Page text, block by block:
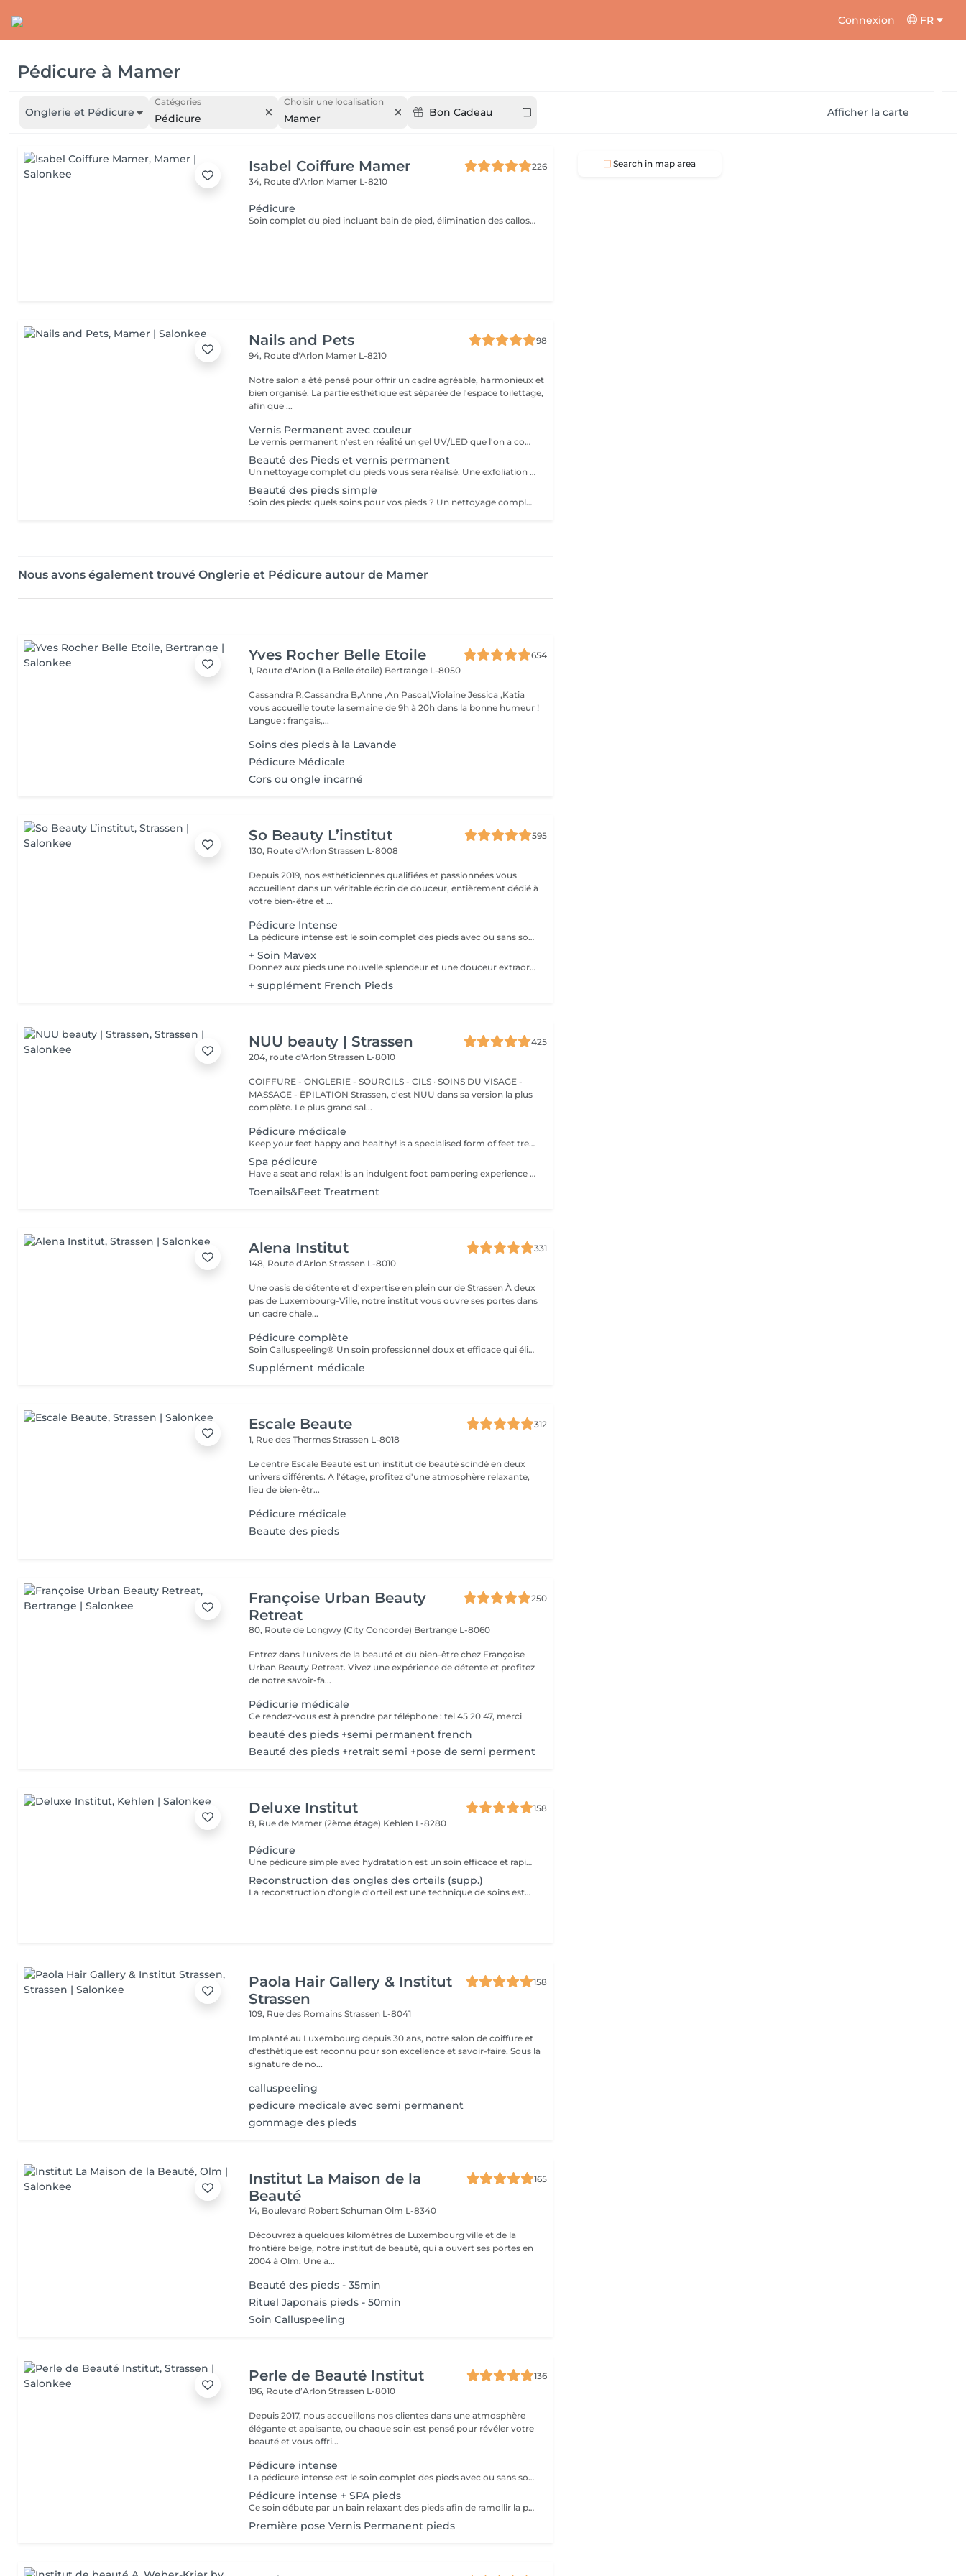
Connexion FR
Pédicure à Mamer
Onglerie et Pédicure
Catégories
Pédicure
Choisir une localisation
Mamer Bon Cadeau Afficher la carte
Isabel Coiffure Mamer
226
34, Route d’Arlon Mamer L-8210
Pédicure
Soin complet du pied incluant bain de pied, élimination des callosité (problème divers, tel que les cors etc) travail complet de l'ongle et des cuticules, gommage et crème hydratante de fin de soin (5 pour pose vernis).
Nails and Pets
98
94, Route d'Arlon Mamer L-8210
Notre salon a été pensé pour offrir un cadre agréable, harmonieux et
bien organisé. La partie esthétique est séparée de l'espace toilettage,
afin que ...
Vernis Permanent avec couleur
Le vernis permanent n'est en réalité un gel UV/LED que l'on a conditionné dans un flacon afin de faciliter son application. Le vernis permanent est une matière très fine et a effet d'environ de 2 à 3 semaines. Il est associé avec d' une base et d' une finition et s' applique avec un petit pinceau. En effet, le pinceau est déjà intégré et il n'y a plus qu'à l'appliquer sur les ongles de la cliente.
Beauté des Pieds et vernis permanent
Un nettoyage complet du pieds vous sera réalisé. Une exfoliation de la voute plantaire, puis un traitement adaptés vous sera effectué avec une crème hydratante pour finaliser votre soin. Un vernis permanent vous sera posé avec la couleur de votre choix.
Beauté des pieds simple
Soin des pieds: quels soins pour vos pieds ? Un nettoyage complet du pieds vous sera réalisé. Une exfoliation de la voute plantaire, puis un traitement adaptés vous sera effectué avec une crème hydratante pour finaliser votre soin. Le soin durera 40 minute environ (tout dépend du travail à réaliser)
Nous avons également trouvé Onglerie et Pédicure autour de Mamer
Yves Rocher Belle Etoile
654
1, Route d'Arlon (La Belle étoile) Bertrange L-8050
Cassandra R,Cassandra B,Anne ,An Pascal,Violaine Jessica ,Katia
vous accueille toute la semaine de 9h à 20h dans la bonne humeur !
Langue : français,...
Soins des pieds à la Lavande
Pédicure Médicale
Cors ou ongle incarné
So Beauty L’institut
595
130, Route d'ArlonStrassen L-8008
Depuis 2019, nos esthéticiennes qualifiées et passionnées vous
accueillent dans un véritable écrin de douceur, entièrement dédié à
votre bien-être et ...
Pédicure Intense
La pédicure intense est le soin complet des pieds avec ou sans souci particulier. Elle comprend : bain de pied, pousse et coupe des cuticules, coupe et limage des ongles, travail des callosités et/ou cors au bistouri/crédo, rape, gommage, massage avec crème de soin. La pose de vernis transparent est incluse si souhaitée.
+ Soin Mavex
Donnez aux pieds une nouvelle splendeur et une douceur extraordinaire grâce à un traitement agréable et relaxant. Mavex Calluspeeling® est un soin professionnel pour la beauté des pieds qui permet d'obtenir des résultats immédiats et incroyables avec une seule séance. Rapide, facile, et efficace ! Mavex Calluspeeling® peut être réalisé seul comme une pédicure classique mais sans lame ni fraise, ou proposé en complément en cabine lors d'un soin visage (lors de la pose d'un masque), soin corps (lors d'un enveloppement), ou d'un soin des ongles et des cuticules.
+ supplément French Pieds
NUU beauty | Strassen
425
204, route d'ArlonStrassen L-8010
COIFFURE - ONGLERIE - SOURCILS - CILS · SOINS DU VISAGE -
MASSAGE - ÉPILATION Strassen, c'est NUU dans sa version la plus
complète. Le plus grand sal...
Pédicure médicale
Keep your feet happy and healthy! is a specialised form of feet treatment where a nail master eliminates such problems as calluses, cracks and deformed nails etc. How is Deep Care (Medical) Pedicure done? - problem is identified - feet are disinfected and softened - calloused skin is removed - nail plate is treated - skin is treated - medical cream is applied Age restrictions: recommended to do from 16 years. Post procedure recommendations: professional home care is recommended after the procedure. Frequency: once in 3-4 weeks.
Spa pédicure
Have a seat and relax! is an indulgent foot pampering experience that typically includes exfoliation of the feet, using a foot scrub and a combination of moisturising products. Our masters do edged pedicure. How is a pedicure spa done? - feet are cleansed and soaked - nails are cut, your nail plate is shaped and filed - feet are sunk in water - scrub is applied on feet - mask is applied - the cuticle and side ridges are corrected - heels are cleaned - cuticle oil and feet cream are applied Age restrictions: recommended to do from 14 years. Post procedure recommendations: there are no post recommendations for this procedure. Frequency: once in 3-4 weeks.
Toenails&Feet Treatment
Alena Institut
331
148, Route d'ArlonStrassen L-8010
Une oasis de détente et d'expertise en plein cur de Strassen À deux
pas de Luxembourg-Ville, notre institut vous ouvre ses portes dans
un cadre chale...
Pédicure complète
Soin Calluspeeling® Un soin professionnel doux et efficace qui élimine les callosités, talons secs et rugosités sans lame ni fraise. Les patches aux extraits végétaux lissent la peau, réparent en profondeur et laissent les pieds incroyablement doux dès la première séance.
Supplément médicale
Escale Beaute
312
1, Rue des ThermesStrassen L-8018
Le centre Escale Beauté est un institut de beauté scindé en deux
univers différents. A l'étage, profitez d'une atmosphère relaxante,
lieu de bien-êtr...
Pédicure médicale
Beaute des pieds
Françoise Urban Beauty
Retreat
250
80, Route de Longwy (City Concorde) Bertrange L-8060
Entrez dans l'univers de la beauté et du bien-être chez Françoise
Urban Beauty Retreat. Vivez une expérience de détente et profitez
de notre savoir-fa...
Pédicurie médicale
Ce rendez-vous est à prendre par téléphone : tel 45 20 47, merci
beauté des pieds +semi permanent french
Beauté des pieds +retrait semi +pose de semi perment
Deluxe Institut
158
8, Rue de Mamer (2ème étage) Kehlen L-8280
Pédicure
Une pédicure simple avec hydratation est un soin efficace et rapide pour garder vos pieds en bonne santé et hydratés, tout en améliorant leur apparence. Ce soin est parfait pour ceux qui souhaitent entretenir leurs pieds sans avoir besoin d'un bain de pieds. Étapes de la Pédicure Complète "Brésilienne" avec Bains de Pieds : Bain de pieds chaud relaxant, les ongles sont soigneusement coupés, limés et nettoyés. Un polissage peut être effectué pour donner un aspect naturel et brillant à l'ongle. Eliminer les cellules mortes qui s'accumulent à la surface de la peau, ainsi que l'excès de peau qui peut apparaître à certains endroits (comme les cuticules des ongles, les talons ou les coudes). Une crème hydratante riche est appliquée sur l'ensemble des pieds pour nourrir et adoucir la peau. L'hydratation permet de prévenir les zones sèches et de garder les pieds doux et soyeux. Vernis simple ou pose semi-permanent (facultatif) pour tout les soins pedicure.
Reconstruction des ongles des orteils (supp.)
La reconstruction d'ongle d'orteil est une technique de soins esthétiques qui permet de réparer ou de reconstruire un ongle abîmé ou cassé. Grâce à des matériaux spécifiques, ce soin redonne forme à l'ongle et améliore l'apparence des pieds.
Paola Hair Gallery & Institut
Strassen
158
109, Rue des RomainsStrassen L-8041
Implanté au Luxembourg depuis 30 ans, notre salon de coiffure et
d'esthétique est reconnu pour son excellence et savoir-faire. Sous la
signature de no...
calluspeeling
pedicure medicale avec semi permanent
gommage des pieds
Institut La Maison de la
Beauté
165
14, Boulevard Robert SchumanOlm L-8340
Découvrez à quelques kilomètres de Luxembourg ville et de la
frontière belge, notre institut de beauté, qui a ouvert ses portes en
2004 à Olm. Une a...
Beauté des pieds - 35min
Rituel Japonais pieds - 50min
Soin Calluspeeling
Perle de Beauté Institut
136
196, Route d’ArlonStrassen L-8010
Depuis 2017, nous accueillons nos clientes dans une atmosphère
élégante et apaisante, ou chaque soin est pensé pour révéler votre
beauté et vous offri...
Pédicure intense
La pédicure intense est le soin complet des pieds avec ou sans souci particulier. Elle comprend: bain de pieds, pousse et coupe des cuticules, coupe et limage des ongles, travail des callosités et/ou cors au bistouri/crédo, rape, massage avec crème de soin.
Pédicure intense + SPA pieds
Ce soin débute par un bain relaxant des pieds afin de ramollir la peau et favoriser la détente. Il se poursuit par la coupe et le limage des ongles, ainsi que le retrait minutieux des cuticules. Un travail approfondi est ensuite effectué pour éliminer les peaux mortes sur l'ensemble du pied. Si nécessaire, les cors sont également traités pour des pieds parfaitement lisses et soignés. Nous terminons par une gommage, hydratation accompagnée d'un massage relaxant, laissant les pieds doux, nourris et revitalisés.
Première pose Vernis Permanent pieds
Search in map area